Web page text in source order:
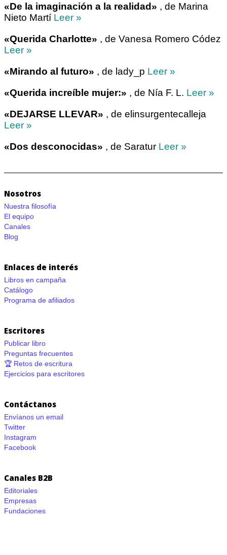
«De la imaginación a la realidad» , de Marina
Nieto Martí Leer »
«Querida Charlotte» , de Vanesa Romero Códez
Leer »
«Mirando al futuro» , de lady_p Leer »
«Querida increíble mujer:» , de Nía F. L. Leer »
«DEJARSE LLEVAR» , de elinsurgentecalleja
Leer »
«Dos desconocidas» , de Saratur Leer »
Nosotros
Nuestra filosofía
El equipo
Canales
Blog
Enlaces de interés
Libros en campaña
Catálogo
Programa de afiliados
Escritores
Publicar libro
Preguntas frecuentes
🏆 Retos de escritura
Ejercicios para escritores
Contáctanos
Envíanos un email
Twitter
Instagram
Facebook
Canales B2B
Editoriales
Empresas
Fundaciones